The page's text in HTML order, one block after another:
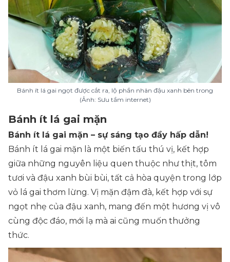
Bánh ít lá gai ngọt được cắt ra, lộ phần nhân đậu xanh bên trong
(Ảnh: Sưu tầm internet)
Bánh ít lá gai mặn
Bánh ít lá gai mặn – sự sáng tạo đầy hấp dẫn!
Bánh ít lá gai mặn là một biến tấu thú vị, kết hợp
giữa những nguyên liệu quen thuộc như thịt, tôm
tươi và đậu xanh bùi bùi, tất cả hòa quyện trong lớp
vỏ lá gai thơm lừng. Vị mặn đậm đà, kết hợp với sự
ngọt nhẹ của đậu xanh, mang đến một hương vị vô
cùng độc đáo, mới lạ mà ai cũng muốn thưởng
thức.